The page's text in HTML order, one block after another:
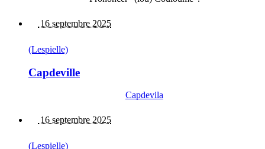
16 septembre 2025
(Lespielle)
Capdeville
Capdevila
16 septembre 2025
(Lespielle)